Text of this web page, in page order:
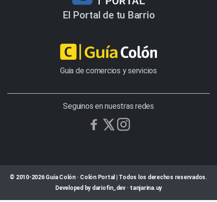
El Portal de tu Barrio
Guia de comercios y servicios
Seguinos en nuestras redes
© 2010-2026 Guía Colón · Colón Portal | Todos los derechos reservados.
Developed by dariofin_dev· tanjarina.uy